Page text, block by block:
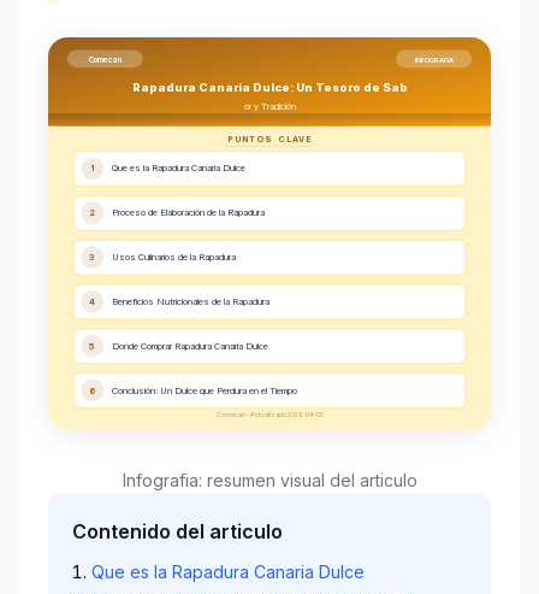
Comecan INFOGRAFIA
Rapadura Canaria Dulce: Un Tesoro de Sab
or y Tradición
PUNTOS CLAVE
1 Que es la Rapadura Canaria Dulce
2 Proceso de Elaboración de la Rapadura
3 Usos Culinarios de la Rapadura
4 Beneficios Nutricionales de la Rapadura
5 Donde Comprar Rapadura Canaria Dulce
6 Conclusión: Un Dulce que Perdura en el Tiempo
Comecan - Actualizado 2026-04-02
Infografia: resumen visual del articulo
Contenido del articulo
Que es la Rapadura Canaria Dulce